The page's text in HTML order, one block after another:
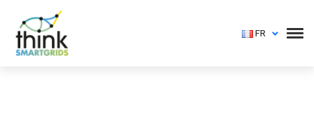
FR
Vous devez vous identifier pour voir cet événement